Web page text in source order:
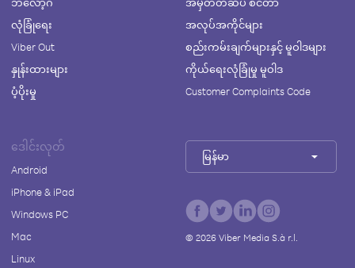
လုံခြုံရေး
Viber Out
နှုန်းထားများ
ပံ့ပိုးမှု
အလုပ်အကိုင်များ
စည်းကမ်းချက်များနှင့် မူဝါဒများ
ကိုယ်ရေးလုံခြုံမှု မူဝါဒ
Customer Complaints Code
ဒေါင်းလုတ်
Android
iPhone & iPad
Windows PC
Mac
Linux
မြန်မာ
© 2026Viber Media S.à r.l.